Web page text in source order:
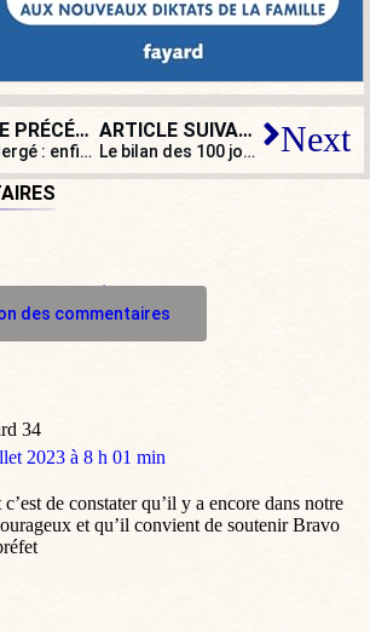
ARTICLE PRÉCÉDENT
Aurore Bergé : enfin ministre !
ARTICLE SUIVANT
Le bilan des 100 jours enthousiasme… Emmanuel Macron ! Next
commentaire
des commentaires
34
2023 à 8 h 01 min
de constater qu’il y a encore dans notre
et qu’il convient de soutenir Bravo